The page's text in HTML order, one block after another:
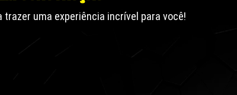
uma experiência incrível para você!